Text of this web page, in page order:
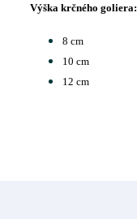
Výška krčného goliera:
8 cm
10 cm
12 cm